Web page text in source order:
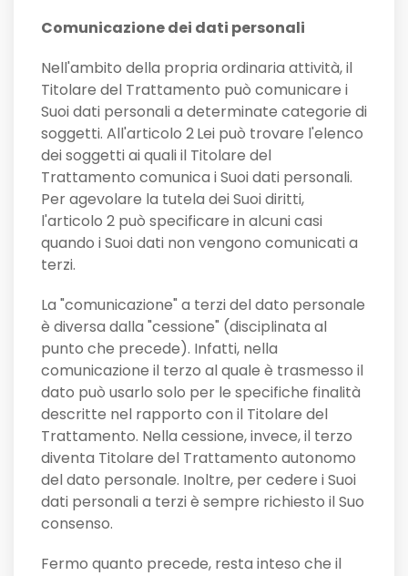
Comunicazione dei dati personali
Nell'ambito della propria ordinaria attività, il
Titolare del Trattamento può comunicare i
Suoi dati personali a determinate categorie di
soggetti. All'articolo 2Lei può trovare l'elenco
dei soggetti ai quali il Titolare del
Trattamento comunica i Suoi dati personali.
Per agevolare la tutela dei Suoi diritti,
l'articolo 2 può specificare in alcuni casi
quando i Suoi dati non vengono comunicati a
terzi.
La "comunicazione" a terzi del dato personale
è diversa dalla "cessione" (disciplinata al
punto che precede). Infatti, nella
comunicazione il terzo al quale è trasmesso il
dato può usarlo solo per le specifiche finalità
descritte nel rapporto con il Titolare del
Trattamento. Nella cessione, invece, il terzo
diventa Titolare del Trattamento autonomo
del dato personale. Inoltre, per cedere i Suoi
dati personali a terzi è sempre richiesto il Suo
consenso.
Fermo quanto precede, resta inteso che il